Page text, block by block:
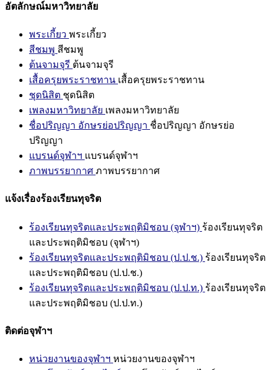
อัตลักษณ์มหาวิทยาลัย
พระเกี้ยว พระเกี้ยว
สีชมพู สีชมพู
ต้นจามจุรี ต้นจามจุรี
เสื้อครุยพระราชทาน เสื้อครุยพระราชทาน
ชุดนิสิต ชุดนิสิต
เพลงมหาวิทยาลัย เพลงมหาวิทยาลัย
ชื่อปริญญา อักษรย่อปริญญา ชื่อปริญญา อักษรย่อ
ปริญญา
แบรนด์จุฬาฯ แบรนด์จุฬาฯ
ภาพบรรยากาศ ภาพบรรยากาศ
แจ้งเรื่องร้องเรียนทุจริต
ร้องเรียนทุจริตและประพฤติมิชอบ (จุฬาฯ) ร้องเรียนทุจริต
และประพฤติมิชอบ (จุฬาฯ)
ร้องเรียนทุจริตและประพฤติมิชอบ (ป.ป.ช.) ร้องเรียนทุจริต
และประพฤติมิชอบ (ป.ป.ช.)
ร้องเรียนทุจริตและประพฤติมิชอบ (ป.ป.ท.) ร้องเรียนทุจริต
และประพฤติมิชอบ (ป.ป.ท.)
ติดต่อจุฬาฯ
หน่วยงานของจุฬาฯ หน่วยงานของจุฬาฯ